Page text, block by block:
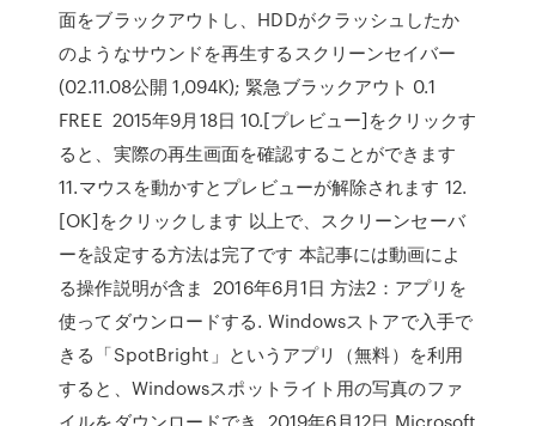
面をブラックアウトし、HDDがクラッシュしたか
のようなサウンドを再生するスクリーンセイバー
(02.11.08公開 1,094K); 緊急ブラックアウト 0.1
FREE 2015年9月18日 10.[プレビュー]をクリックす
ると、実際の再生画面を確認することができます
11.マウスを動かすとプレビューが解除されます 12.
[OK]をクリックします 以上で、スクリーンセーバ
ーを設定する方法は完了です 本記事には動画によ
る操作説明が含ま 2016年6月1日 方法2：アプリを
使ってダウンロードする. Windowsストアで入手で
きる「SpotBright」というアプリ（無料）を利用
すると、Windowsスポットライト用の写真のファ
イルをダウンロードでき 2019年6月12日 Microsoft